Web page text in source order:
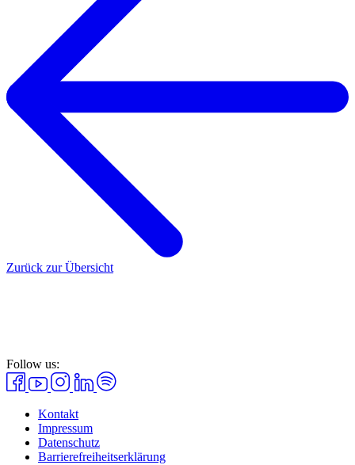
Zurück zur Übersicht
Follow us:
Kontakt
Impressum
Datenschutz
Barrierefreiheitserklärung